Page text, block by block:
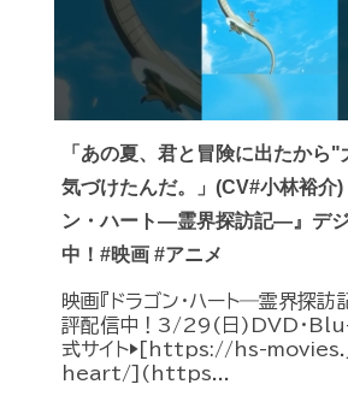
「あの夏、君と冒険に出たから
気づけたんだ。」(CV#小林裕介
ン・ハート―霊界探訪記―』デ
中！#映画 #アニメ
映画『ドラゴン・ハート―霊界探訪
評配信中！3/29(日)DVD・
式サイト▶︎[https://hs-
heart/](https...